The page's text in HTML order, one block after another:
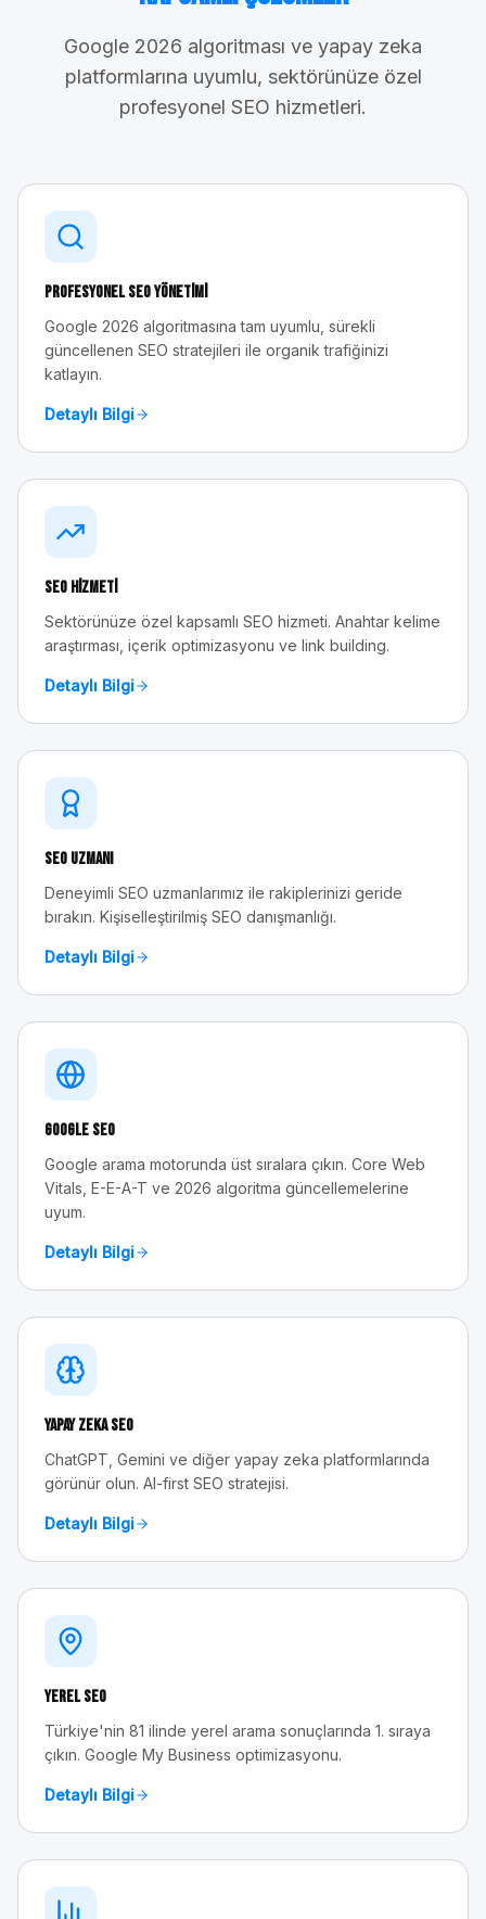
Google 2026 algoritması ve yapay zeka
platformlarına uyumlu, sektörünüze özel
profesyonel SEO hizmetleri.
Profesyonel SEO Yönetimi
Google 2026 algoritmasına tam uyumlu, sürekli
güncellenen SEO stratejileri ile organik trafiğinizi
katlayın.
Detaylı Bilgi
SEO Hizmeti
Sektörünüze özel kapsamlı SEO hizmeti. Anahtar kelime
araştırması, içerik optimizasyonu ve link building.
Detaylı Bilgi
SEO Uzmanı
Deneyimli SEO uzmanlarımız ile rakiplerinizi geride
bırakın. Kişiselleştirilmiş SEO danışmanlığı.
Detaylı Bilgi
Google SEO
Google arama motorunda üst sıralara çıkın. Core Web
Vitals, E-E-A-T ve 2026 algoritma güncellemelerine
uyum.
Detaylı Bilgi
Yapay Zeka SEO
ChatGPT, Gemini ve diğer yapay zeka platformlarında
görünür olun. AI-first SEO stratejisi.
Detaylı Bilgi
Yerel SEO
Türkiye'nin 81 ilinde yerel arama sonuçlarında 1. sıraya
çıkın. Google My Business optimizasyonu.
Detaylı Bilgi